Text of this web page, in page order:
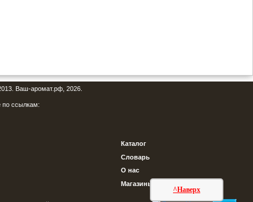
^Наверх
Ваш-аромат.рф, 2026.
по ссылкам:
Каталог
Словарь
О нас
Магазины